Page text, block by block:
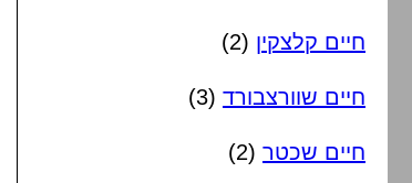
חיים קלצקין (2)
חיים שוורצבורד (3)
חיים שכטר (2)